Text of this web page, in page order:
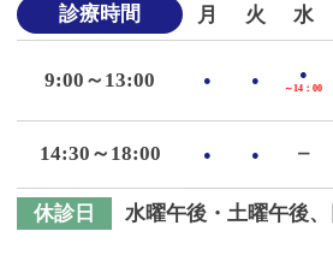
診療時間 月 火 水
9:00～13:00 ● ● ●
～14：00
14:30～18:00 ● ● ー
休診日 水曜午後・土曜午後、